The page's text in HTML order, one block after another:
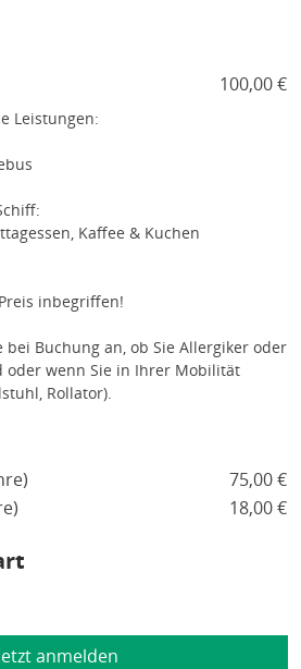
100,00 €
Leistungen:
Kaffee & Kuchen
inbegriffen!
bei Buchung an, ob Sie Allergiker oder
oder wenn Sie in Ihrer Mobilität
Rollator).
75,00 €
18,00 €
anmelden